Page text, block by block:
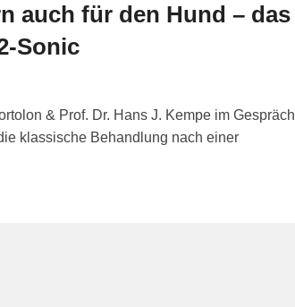
auch für den Hund – das
Sonic
& Prof. Dr. Hans J. Kempe im Gespräch
klassische Behandlung nach einer